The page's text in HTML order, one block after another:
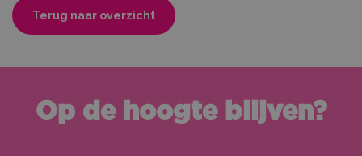
Terug naar overzicht
Op de hoogte blijven?